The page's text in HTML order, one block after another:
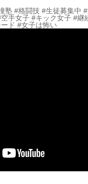
塾 #格闘技 #生徒募集中
手女子 #キック女子 #
ド #女子は怖い